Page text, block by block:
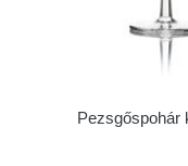
Pezsgőspohár